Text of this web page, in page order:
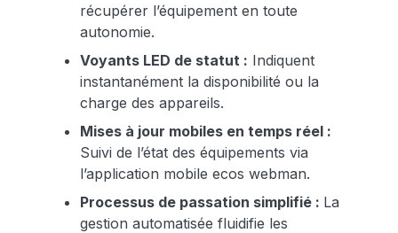
récupérer l’équipement en toute
autonomie.
Voyants LED de statut : Indiquent
instantanément la disponibilité ou la
charge des appareils.
Mises à jour mobiles en temps réel :
Suivi de l’état des équipements via
l’application mobile ecos webman.
Processus de passation simplifié : La
gestion automatisée fluidifie les